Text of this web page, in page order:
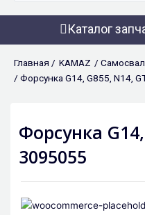
Каталог
Главная / KAMAZ /
/ Форсунка G14, G855, N14,
Форсунка
3095055